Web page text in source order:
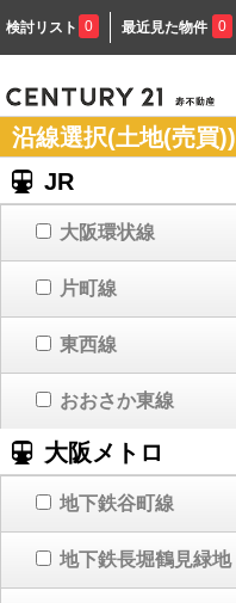
検討リスト 0 最近見た物件 0
沿線選択(土地(売買))
JR
大阪環状線
片町線
東西線
おおさか東線
大阪メトロ
地下鉄谷町線
地下鉄長堀鶴見緑地